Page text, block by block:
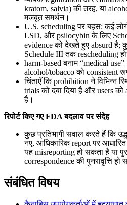
kratom, salvia) की तरह, या
मजबूत समर्थन।
U.S. scheduling पर बहस: कई
LSD, और psilocybin के लिए
evidence को देखते हुए absurd है;
Schedule III तक rescheduling
harm-based बनाम “medical
alcohol/tobacco को consistent
चिंताएँ कि prohibition ने विभिन्न
trials को दबा दिया है और users को
है।
रिपोर्ट किए गए FDA बदलाव पर संदेह
कुछ प्रतिभागी सवाल करते हैं कि
नए, आधिकारिक report पर
यह misreporting हो सकता है या
correspondence की पुनरावृत्ति हो
संबंधित विषय